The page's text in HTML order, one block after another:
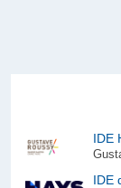
IDE
IDE